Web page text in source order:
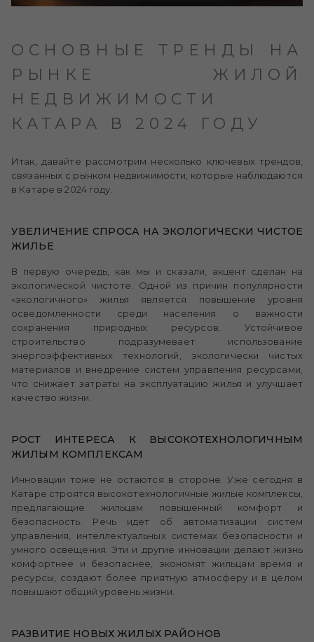
ОСНОВНЫЕ ТРЕНДЫ НА
РЫНКЕ ЖИЛОЙ
НЕДВИЖИМОСТИ
КАТАРА В 2024 ГОДУ
Итак, давайте рассмотрим несколько ключевых трендов,
связанных с рынком недвижимости, которые наблюдаются
в Катаре в 2024 году.
УВЕЛИЧЕНИЕ СПРОСА НА ЭКОЛОГИЧЕСКИ ЧИСТОЕ
ЖИЛЬЕ
В первую очередь, как мы и сказали, акцент сделан на
экологической чистоте. Одной из причин популярности
«экологичного» жилья является повышение уровня
осведомленности среди населения о важности
сохранения природных ресурсов. Устойчивое
строительство подразумевает использование
энергоэффективных технологий, экологически чистых
материалов и внедрение систем управления ресурсами,
что снижает затраты на эксплуатацию жилья и улучшает
качество жизни.
РОСТ ИНТЕРЕСА К ВЫСОКОТЕХНОЛОГИЧНЫМ
ЖИЛЫМ КОМПЛЕКСАМ
Инновации тоже не остаются в стороне. Уже сегодня в
Катаре строятся высокотехнологичные жилые комплексы,
предлагающие жильцам повышенный комфорт и
безопасность. Речь идет об автоматизации систем
управления, интеллектуальных системах безопасности и
умного освещения. Эти и другие инновации делают жизнь
комфортнее и безопаснее, экономят жильцам время и
ресурсы, создают более приятную атмосферу и в целом
повышают общий уровень жизни.
РАЗВИТИЕ НОВЫХ ЖИЛЫХ РАЙОНОВ